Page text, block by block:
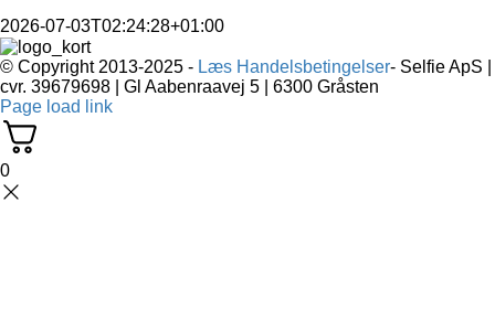
2026-07-03T02:24:28+01:00
© Copyright 2013-2025 - Læs Handelsbetingelser- Selfie ApS |
cvr. 39679698 | Gl Aabenraavej 5 | 6300 Gråsten
Page load link
0